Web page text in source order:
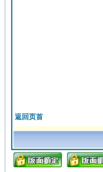
返回页首